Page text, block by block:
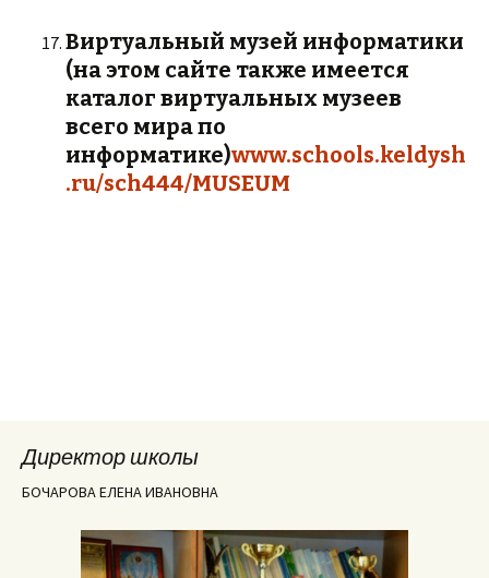
Виртуальный музей информатики
(на этом сайте также имеется
каталог виртуальных музеев
всего мира по
информатике)www.schools.keldysh
.ru/sch444/MUSEUM
Директор школы
БОЧАРОВА ЕЛЕНА ИВАНОВНА